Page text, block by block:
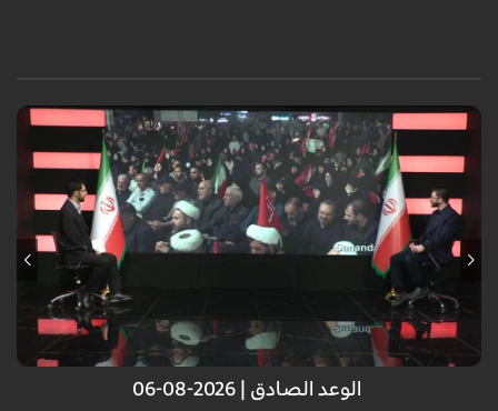
انتصار الجمهورية الإسلامية أمام العدو الصهيوني.. انتصار لكل الأمة الإسلامية
الوعد الصادق | 2026-08-06